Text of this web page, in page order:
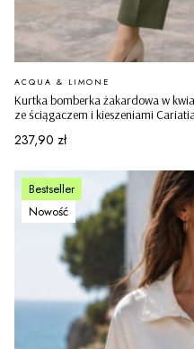
Kurtka bomberka żakardowa w
ze ściągaczem i kieszeniami
PRODUCENT
ACQUA & LIMONE
Cena
237,90 zł
Bestseller
Nowość